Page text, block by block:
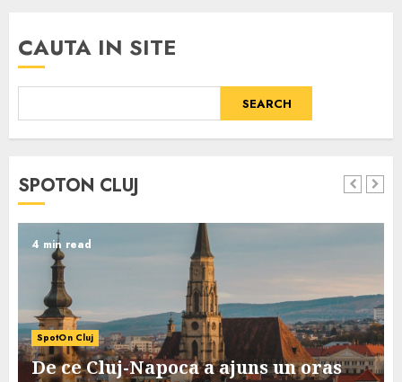
CAUTA IN SITE
SEARCH
SPOTON CLUJ
4 min read
SpotOn Cluj
De ce Cluj-Napoca a ajuns un oras